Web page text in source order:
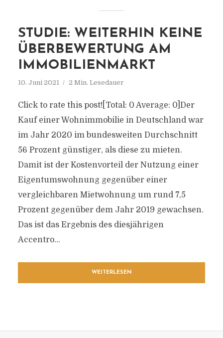
STUDIE: WEITERHIN KEINE
ÜBERBEWERTUNG AM
IMMOBILIENMARKT
10. Juni 2021 2 Min. Lesedauer
Click to rate this post![Total: 0 Average: 0]Der
Kauf einer Wohnimmobilie in Deutschland war
im Jahr 2020 im bundesweiten Durchschnitt
56 Prozent günstiger, als diese zu mieten.
Damit ist der Kostenvorteil der Nutzung einer
Eigentumswohnung gegenüber einer
vergleichbaren Mietwohnung um rund 7,5
Prozent gegenüber dem Jahr 2019 gewachsen.
Das ist das Ergebnis des diesjährigen
Accentro...
WEITERLESEN